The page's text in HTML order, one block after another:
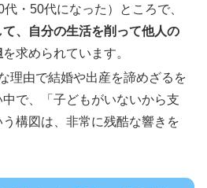
・50代になった）ところで、
て、自分の生活を削って他人の
を求められています。
理由で結婚や出産を諦めざるを
で、「子どもがいないから支
構図は、非常に残酷な響きを